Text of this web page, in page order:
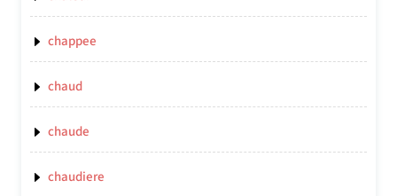
chappee
chaud
chaude
chaudiere